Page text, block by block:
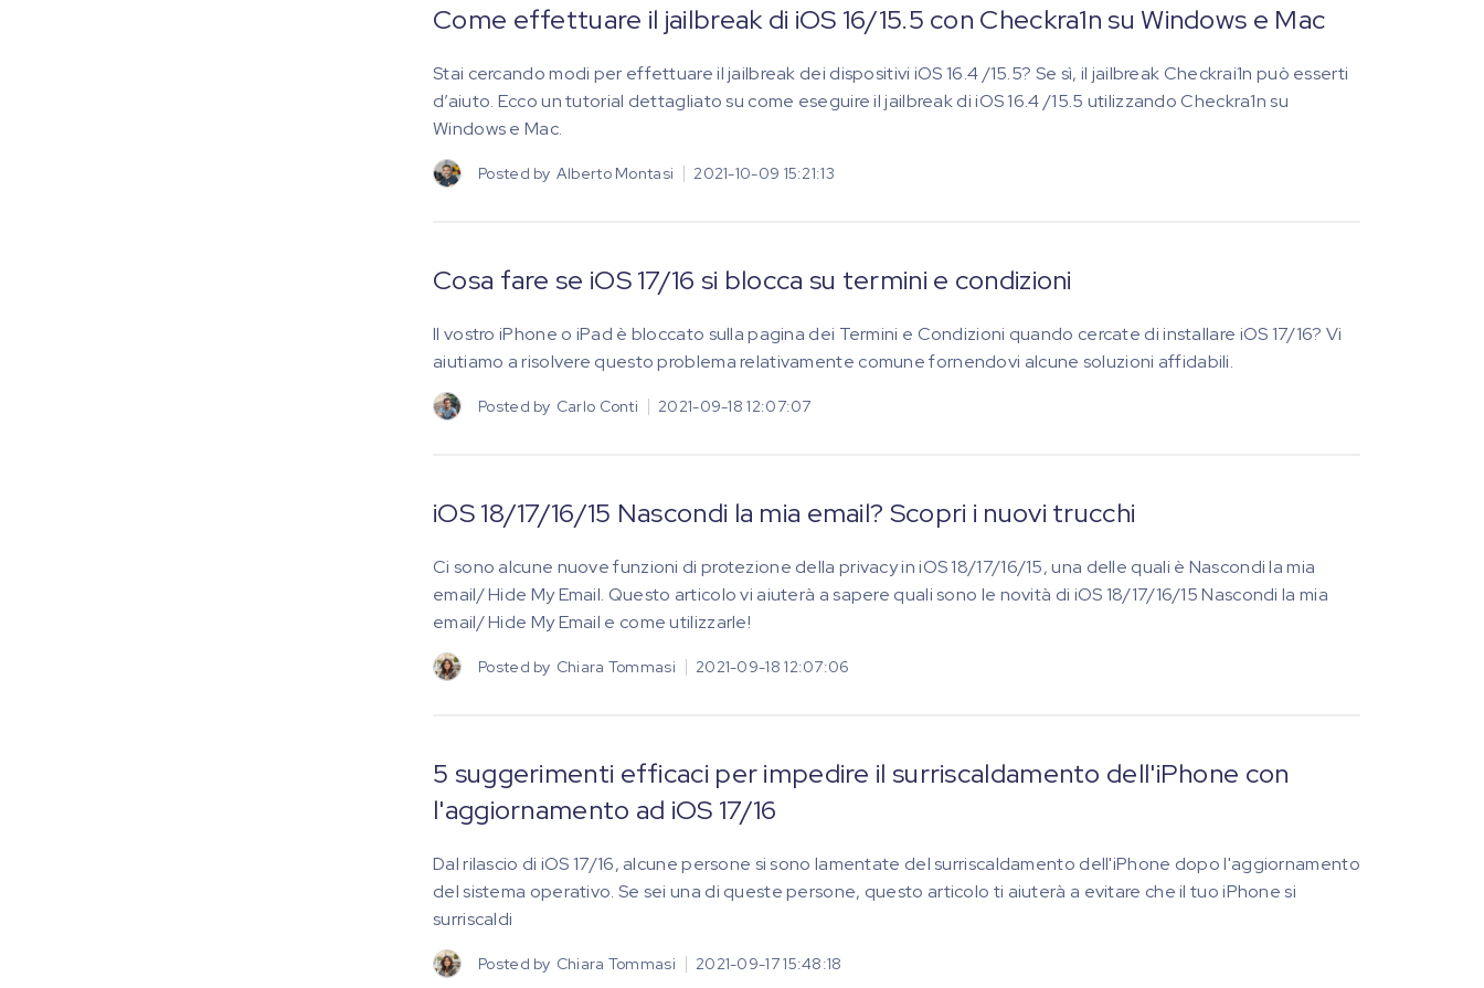
Come effettuare il jailbreak di iOS 16/15.5 con Checkra1n su Windows e Mac
Stai cercando modi per effettuare il jailbreak dei dispositivi iOS 16.4 /15.5? Se sì, il jailbreak Checkrai1n può esserti
d’aiuto. Ecco un tutorial dettagliato su come eseguire il jailbreak di iOS 16.4 /15.5 utilizzando Checkra1n su
Windows e Mac.
Posted by Alberto Montasi 2021-10-09 15:21:13
Cosa fare se iOS 17/16 si blocca su termini e condizioni
Il vostro iPhone o iPad è bloccato sulla pagina dei Termini e Condizioni quando cercate di installare iOS 17/16? Vi
aiutiamo a risolvere questo problema relativamente comune fornendovi alcune soluzioni affidabili.
Posted by Carlo Conti 2021-09-18 12:07:07
iOS 18/17/16/15 Nascondi la mia email? Scopri i nuovi trucchi
Ci sono alcune nuove funzioni di protezione della privacy in iOS 18/17/16/15, una delle quali è Nascondi la mia
email/ Hide My Email. Questo articolo vi aiuterà a sapere quali sono le novità di iOS 18/17/16/15 Nascondi la mia
email/ Hide My Email e come utilizzarle!
Posted by Chiara Tommasi 2021-09-18 12:07:06
5 suggerimenti efficaci per impedire il surriscaldamento dell'iPhone con
l'aggiornamento ad iOS 17/16
Dal rilascio di iOS 17/16, alcune persone si sono lamentate del surriscaldamento dell'iPhone dopo l'aggiornamento
del sistema operativo. Se sei una di queste persone, questo articolo ti aiuterà a evitare che il tuo iPhone si
surriscaldi
Posted by Chiara Tommasi 2021-09-17 15:48:18